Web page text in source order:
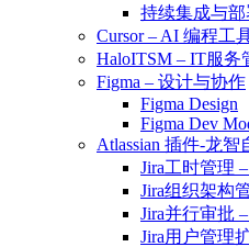
持续集成与部
Cursor – AI 编程工
HaloITSM – IT服务
Figma – 设计与协作
Figma Design
Figma Dev
Atlassian 插件-龙智
Jira工时管理
Jira组织架构
Jira并行审批
Jira用户管理